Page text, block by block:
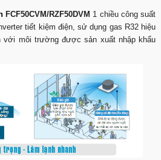
FCF50CVM/RZF50DVM 1 chiều công suất
tiết kiệm điện, sử dụng gas R32 hiệu
với môi trường được sản xuất nhập khẩu